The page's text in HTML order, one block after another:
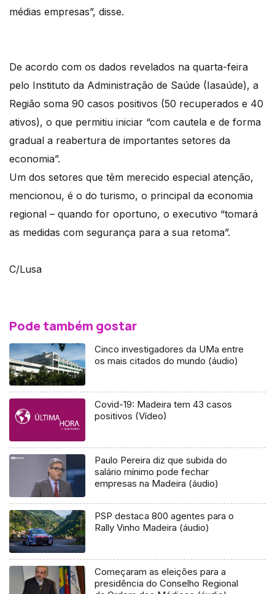
médias empresas”, disse.
De acordo com os dados revelados na quarta-feira
pelo Instituto da Administração de Saúde (Iasaúde), a
Região soma 90 casos positivos (50 recuperados e 40
ativos), o que permitiu iniciar “com cautela e de forma
gradual a reabertura de importantes setores da
economia”.
Um dos setores que têm merecido especial atenção,
mencionou, é o do turismo, o principal da economia
regional – quando for oportuno, o executivo “tomará
as medidas com segurança para a sua retoma”.
C/Lusa
Pode também gostar
Cinco investigadores da UMa entre
os mais citados do mundo (áudio)
Covid-19: Madeira tem 43 casos
positivos (Vídeo)
Paulo Pereira diz que subida do
salário mínimo pode fechar
empresas na Madeira (áudio)
PSP destaca 800 agentes para o
Rally Vinho Madeira (áudio)
Começaram as eleições para a
presidência do Conselho Regional